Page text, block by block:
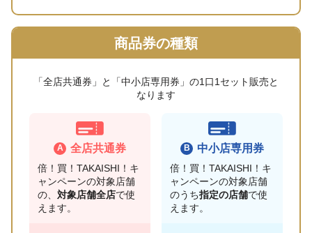
商品券の種類
「全店共通券」と「中小店専用券」の1口1セット販売と
なります
全店共通券
倍！買！TAKAISHI！キ
ャンペーンの対象店舗
の、 対象店舗全店で使
えます。
中小店専用券
倍！買！TAKAISHI！キ
ャンペーンの対象店舗
のうち指定の店舗で使
えます。